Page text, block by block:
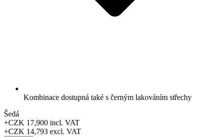
Kombinace dostupná také s černým lakováním střechy
Šedá
+CZK 17,900 incl. VAT
+CZK 14,793 excl. VAT